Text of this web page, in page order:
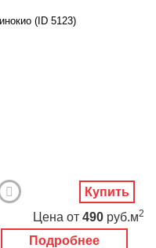
(ID 5123)
Подробнее
Цена от 490 руб.м2
Купить